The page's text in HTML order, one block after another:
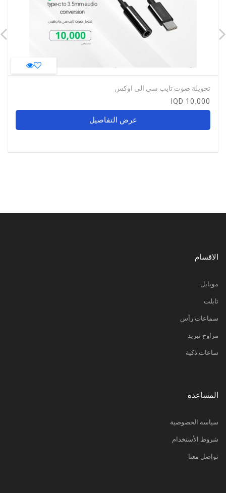
تحويلة صوت تايب سي الى اوكس
10.000 IQD
عرض التفاصيل
الاقسام
موبايل
تابلت
سماعات رأس
مراوح تبريد
ساعات ذكية
المساعدة
سياسة الخصوصية
شروط الأستخدام
تواصل معنا